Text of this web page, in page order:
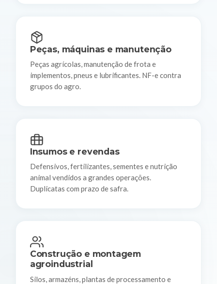
Peças, máquinas e manutenção
Peças agrícolas, manutenção de frota e
implementos, pneus e lubrificantes. NF-e contra
grupos do agro.
Insumos e revendas
Defensivos, fertilizantes, sementes e nutrição
animal vendidos a grandes operações.
Duplicatas com prazo de safra.
Construção e montagem
agroindustrial
Silos, armazéns, plantas de processamento e